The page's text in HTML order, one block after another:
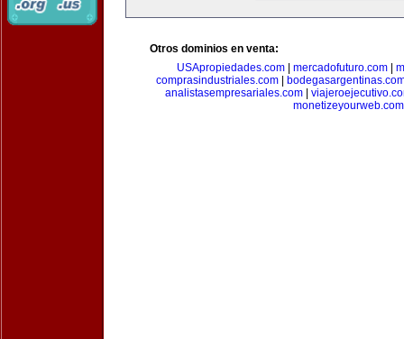
Otros dominios en venta:
USApropiedades.com| mercadofuturo.com|
comprasindustriales.com
analistasempresariales.com
monetizeyourweb.com